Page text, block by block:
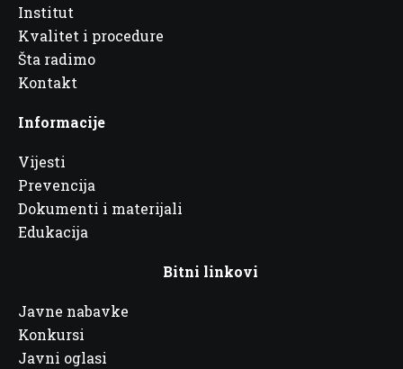
Institut
Kvalitet i procedure
Šta radimo
Kontakt
Informacije
Vijesti
Prevencija
Dokumenti i materijali
Edukacija
Bitni linkovi
Javne nabavke
Konkursi
Javni oglasi